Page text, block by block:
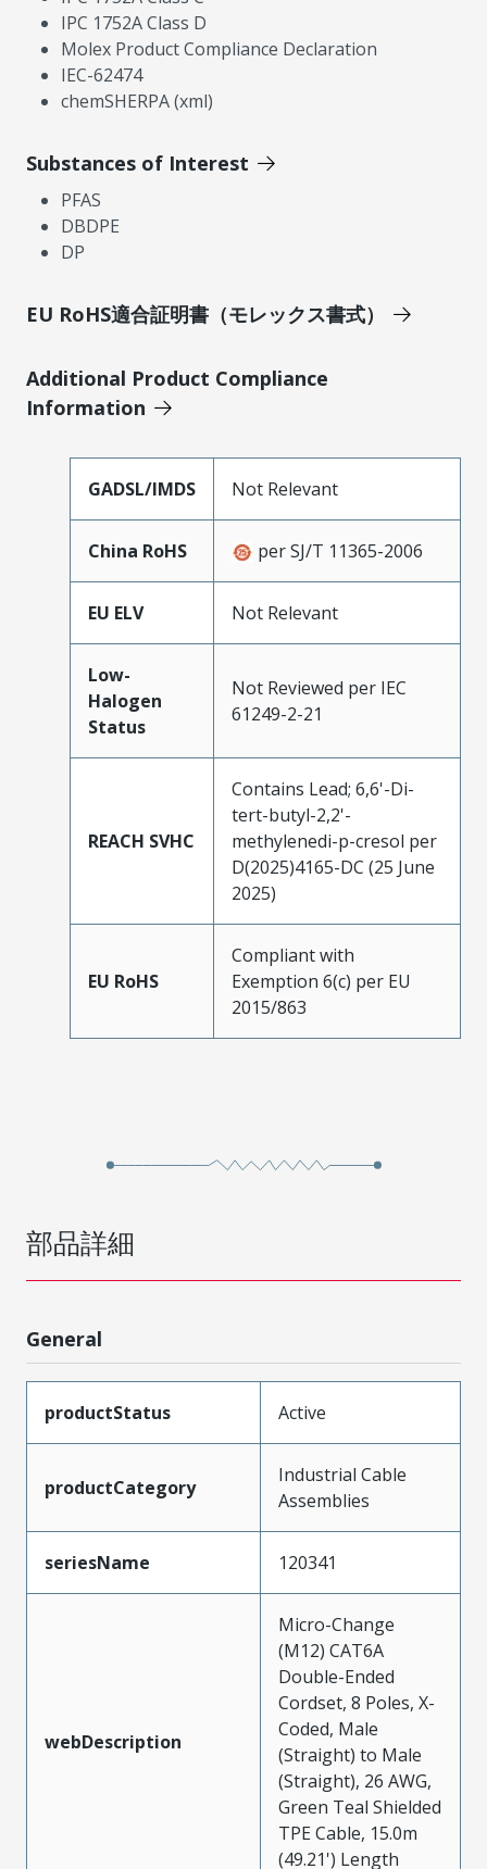
IPC 1752A Class D
Molex Product Compliance Declaration
IEC-62474
chemSHERPA (xml)
Substances of Interest
PFAS
DBDPE
DP
EU RoHS適合証明書（モレックス書式）
Additional Product Compliance
Information
GADSL/IMDS Not Relevant
China RoHS per SJ/T 11365-2006
EU ELV Not Relevant
Low-
Halogen
Status
Not Reviewed per IEC
61249-2-21
REACH SVHC
Contains Lead; 6,6'-Di-
tert-butyl-2,2'-
methylenedi-p-cresol per
D(2025)4165-DC (25 June
2025)
EU RoHS
Compliant with
Exemption 6(c) per EU
2015/863
部品詳細
General
productStatus Active
productCategory
Industrial Cable
Assemblies
seriesName 120341
webDescription
Micro-Change
(M12) CAT6A
Double-Ended
Cordset, 8 Poles, X-
Coded, Male
(Straight) to Male
(Straight), 26 AWG,
Green Teal Shielded
TPE Cable, 15.0m
(49.21') Length